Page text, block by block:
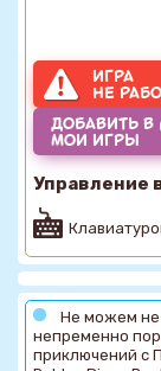
ИГРА
НЕ
ДОБАВИТЬ В
МОИ ИГРЫ
Управление
Не можем не
непременно
приключений с